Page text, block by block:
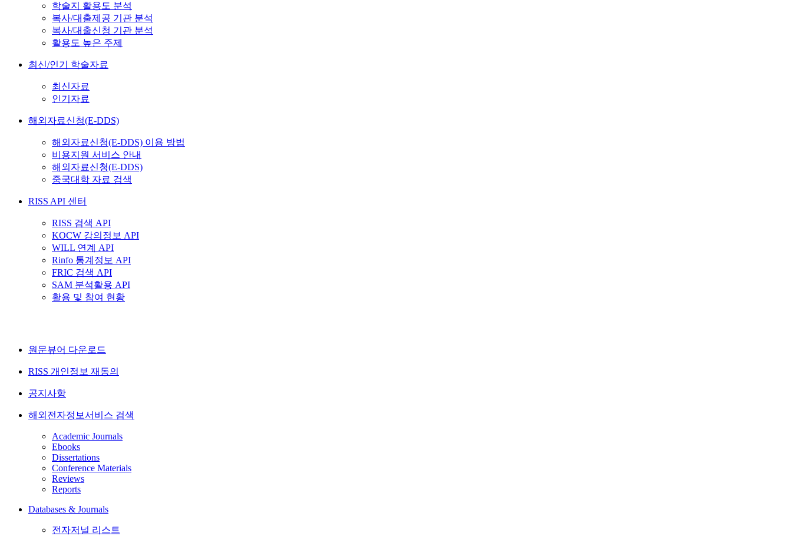
학술지 활용도 분석
복사/대출제공 기관 분석
복사/대출신청 기관 분석
활용도 높은 주제
최신/인기 학술자료
최신자료
인기자료
해외자료신청(E-DDS)
해외자료신청(E-DDS) 이용 방법
비용지원 서비스 안내
해외자료신청(E-DDS)
중국대학 자료 검색
RISS API 센터
RISS 검색 API
KOCW 강의정보 API
WILL 연계 API
Rinfo 통계정보 API
FRIC 검색 API
SAM 분석활용 API
활용 및 참여 현황
원문뷰어 다운로드
RISS 개인정보 재동의
공지사항
해외전자정보서비스 검색
Academic Journals
Ebooks
Dissertations
Conference Materials
Reviews
Reports
Databases & Journals
전자저널 리스트